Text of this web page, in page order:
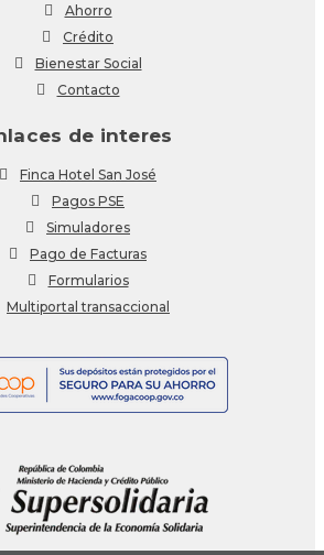
Ahorro
Crédito
Bienestar Social
Contacto
de interes
Finca Hotel San José
Pagos PSE
Simuladores
Pago de Facturas
Formularios
Multiportal transaccional